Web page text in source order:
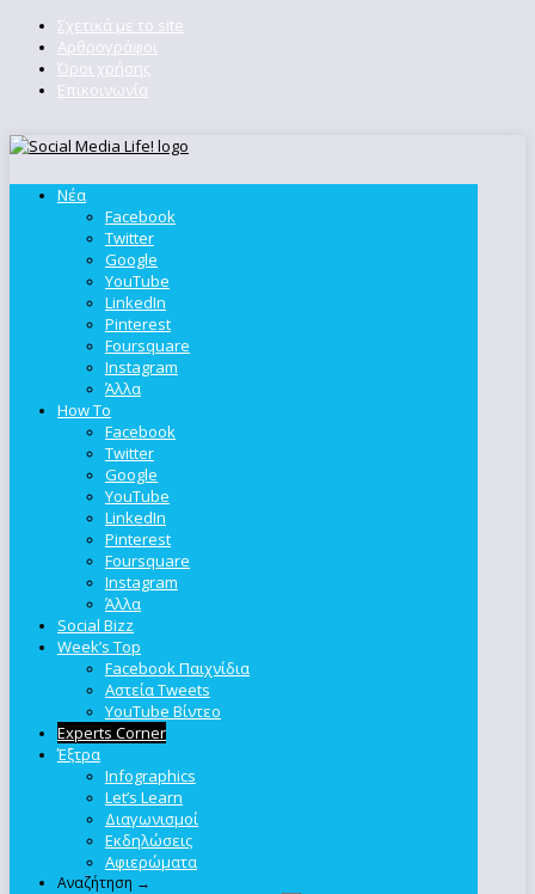
Σχετικά με το site
Αρθρογράφοι
Όροι χρήσης
Επικοινωνία
Νέα
Facebook
Twitter
Google
YouTube
LinkedIn
Pinterest
Foursquare
Instagram
Άλλα
How To
Facebook
Twitter
Google
YouTube
LinkedIn
Pinterest
Foursquare
Instagram
Άλλα
Social Bizz
Week’s Top
Facebook Παιχνίδια
Αστεία Tweets
YouTube Βίντεο
Experts Corner
Έξτρα
Infographics
Let’s Learn
Διαγωνισμοί
Εκδηλώσεις
Αφιερώματα
Αναζήτηση →